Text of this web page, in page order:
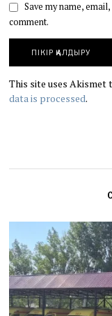
Save my name,
comment.
This site uses Akismet
data is processed.